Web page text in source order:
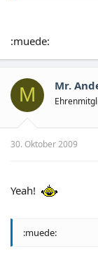
:muede:
M Mr.
30. Oktober 2009
Yeah!
:muede: